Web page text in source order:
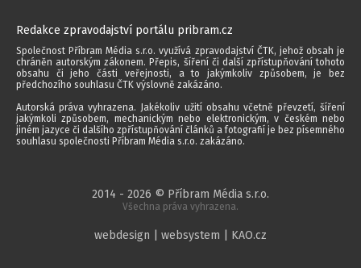
Redakce zpravodajství portálu pribram.cz
Společnost Příbram Média s.r.o. využívá zpravodajství ČTK, jehož obsah je
chráněn autorským zákonem. Přepis, šíření či další zpřístupňování tohoto
obsahu či jeho části veřejnosti, a to jakýmkoliv způsobem, je bez
předchozího souhlasu ČTK výslovně zakázáno.
Autorská práva vyhrazena. Jakékoliv užití obsahu včetně převzetí, šíření
jakýmkoli způsobem, mechanickým nebo elektronickým, v českém nebo
jiném jazyce či dalšího zpřístupňování článků a fotografií je bez písemného
souhlasu společnosti Příbram Média s.r.o. zakázáno.
2014 - 2026 © Příbram Média s.r.o.
Všechna práva vyhrazena.
webdesign | websystem | KAO.cz